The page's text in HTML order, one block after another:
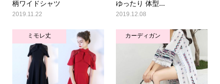
柄ワイドシャツ
2019.11.22
ゆったり 体型...
2019.12.08
ミモレ丈 カーディガン